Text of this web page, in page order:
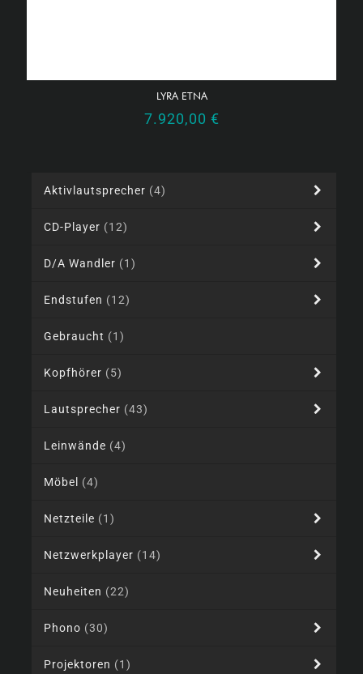
LYRA ETNA
7.920,00 €
Aktivlautsprecher (4)
CD-Player (12)
D/A Wandler (1)
Endstufen (12)
Gebraucht (1)
Kopfhörer (5)
Lautsprecher (43)
Leinwände (4)
Möbel (4)
Netzteile (1)
Netzwerkplayer (14)
Neuheiten (22)
Phono (30)
Projektoren (1)